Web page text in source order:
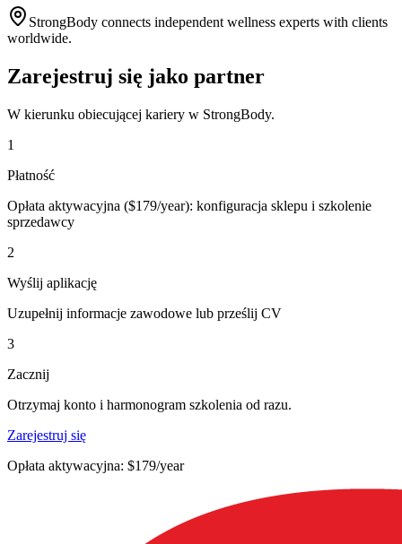
StrongBody connects independent wellness experts with clients
worldwide.
Zarejestruj się jako partner
W kierunku obiecującej kariery w StrongBody.
1
Płatność
Opłata aktywacyjna ($179/year): konfiguracja sklepu i szkolenie
sprzedawcy
2
Wyślij aplikację
Uzupełnij informacje zawodowe lub prześlij CV
3
Zacznij
Otrzymaj konto i harmonogram szkolenia od razu.
Zarejestruj się
Opłata aktywacyjna: $179/year